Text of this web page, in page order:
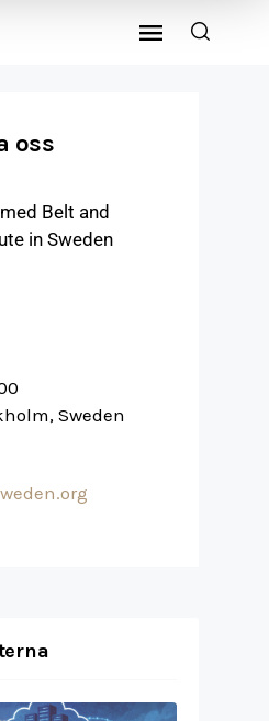
oss
Belt and
in Sweden
Sweden